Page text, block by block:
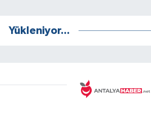
Yükleniyor...